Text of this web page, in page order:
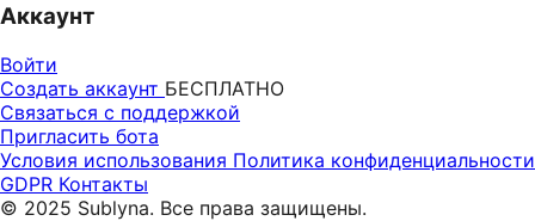
Аккаунт
Войти
Создать аккаунт БЕСПЛАТНО
Связаться с поддержкой
Пригласить бота
Условия использования Политика конфиденциальности
GDPR Контакты
© 2025 Sublyna. Все права защищены.